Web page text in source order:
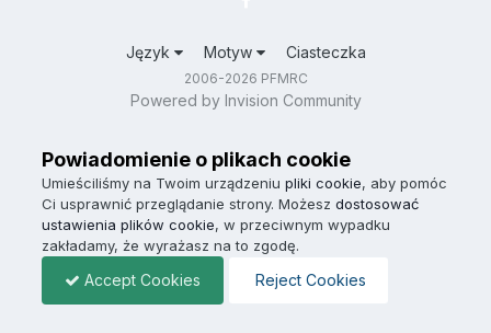
Język Motyw Ciasteczka
2006-2026 PFMRC
Powered by Invision Community
Powiadomienie o plikach cookie
Umieściliśmy na Twoim urządzeniu pliki cookie, aby pomóc
Ci usprawnić przeglądanie strony. Możesz dostosować
ustawienia plików cookie, w przeciwnym wypadku
zakładamy, że wyrażasz na to zgodę.
Accept Cookies Reject Cookies